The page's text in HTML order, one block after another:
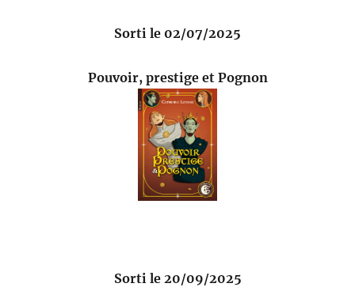
Sorti le 02/07/2025
Pouvoir, prestige et Pognon
Sorti le 20/09/2025